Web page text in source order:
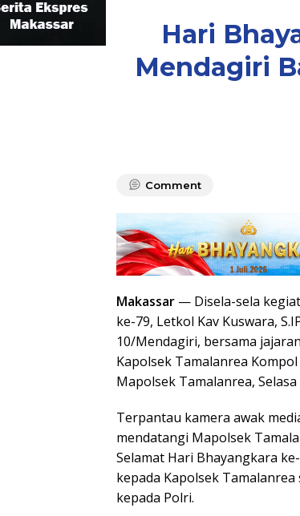
Hari
Mendagiri
Comment
Makassar — Disela-sela
ke-79, Letkol Kav Kuswara,
10/Mendagiri, bersama
Kapolsek Tamalanrea Kompol
Mapolsek Tamalanrea,
Terpantau kamera awak
mendatangi Mapolsek
Selamat Hari Bhayangkara
kepada Kapolsek
kepada Polri.